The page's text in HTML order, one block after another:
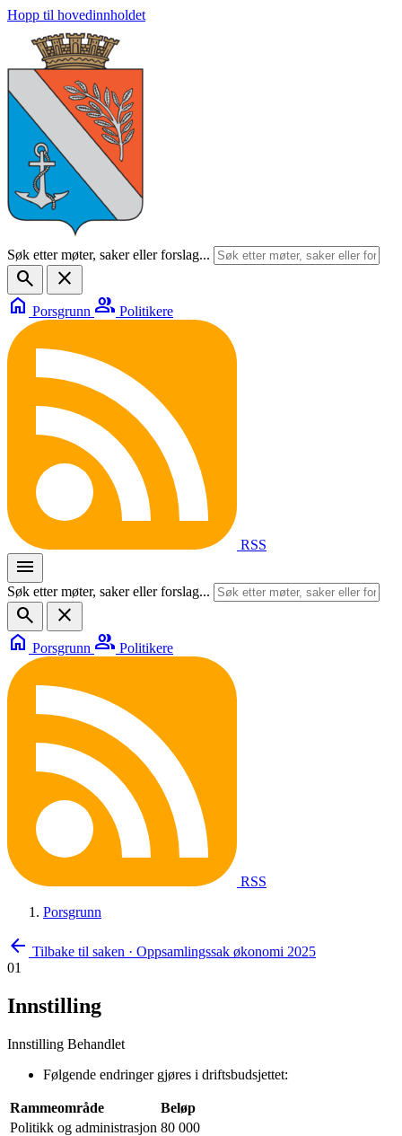
Hopp til hovedinnholdet
Søk etter møter, saker eller forslag...
search
close
home Porsgrunn group Politikere
RSS
menu
Søk etter møter, saker eller forslag...
search
close
home Porsgrunn group Politikere
RSS
Porsgrunn
arrow_back Tilbake til saken · Oppsamlingssak økonomi 2025
01
Innstilling
Innstilling Behandlet
Følgende endringer gjøres i driftsbudsjettet:
Rammeområde
Beløp
Politikk og administrasjon 80 000